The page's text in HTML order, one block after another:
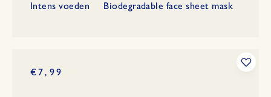
Intens voeden Biodegradable face sheet mask
€7,99